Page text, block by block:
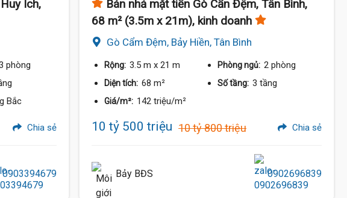
Ích,
phòng
Bắc
Chia sẻ
0903394679
Bán nhả mặt tiền Gò Cẩn Đệm, Tân Bình,
68 m² (3.5m x 21m), kinh doanh
Gò Cẩm Đệm, Bảy Hiền, Tân Bình
Rộng: 3.5 m x 21 m Phòng ngủ: 2 phòng
Diện tích: 68 m² Số tầng: 3 tầng
Giá/m²: 142 triệu/m²
10 tỷ 500 triệu 10 tỷ 800 triệu Chia sẻ
Bảy BĐS 0902696839